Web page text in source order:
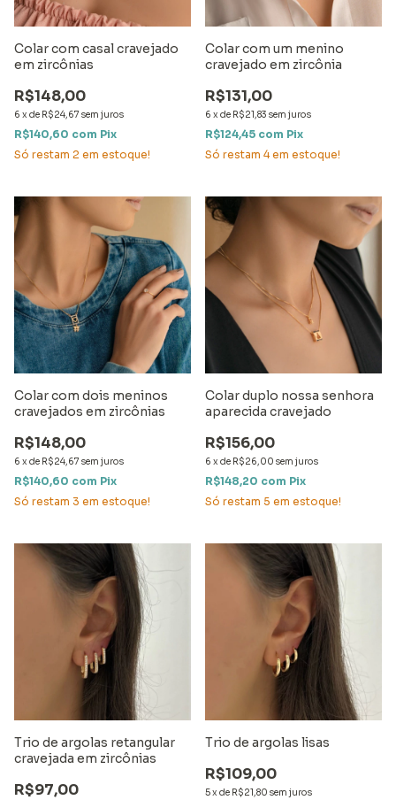
Colar com casal cravejado
em zircônias
R$148,00
6 x de R$24,67 sem juros
R$140,60 com Pix
Só restam 2 em estoque!
Colar com um menino
cravejado em zircônia
R$131,00
6 x de R$21,83 sem juros
R$124,45 com Pix
Só restam 4em estoque!
Colar com dois meninos
cravejados em zircônias
R$148,00
6 x de R$24,67 sem juros
R$140,60 com Pix
Só restam 3 em estoque!
Colar duplo nossa senhora
aparecida cravejado
R$156,00
6 x de R$26,00 sem juros
R$148,20 com Pix
Só restam 5 em estoque!
Trio de argolas retangular
cravejada em zircônias
R$97,00
Trio de argolas lisas
R$109,00
5x de R$21,80 sem juros